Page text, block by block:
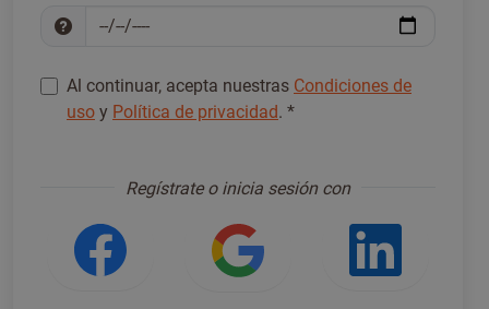
Al continuar, acepta nuestras Condiciones de
uso y Política de privacidad. *
Regístrate o inicia sesión con
Iniciar sesión con Facebook
Iniciar sesión con